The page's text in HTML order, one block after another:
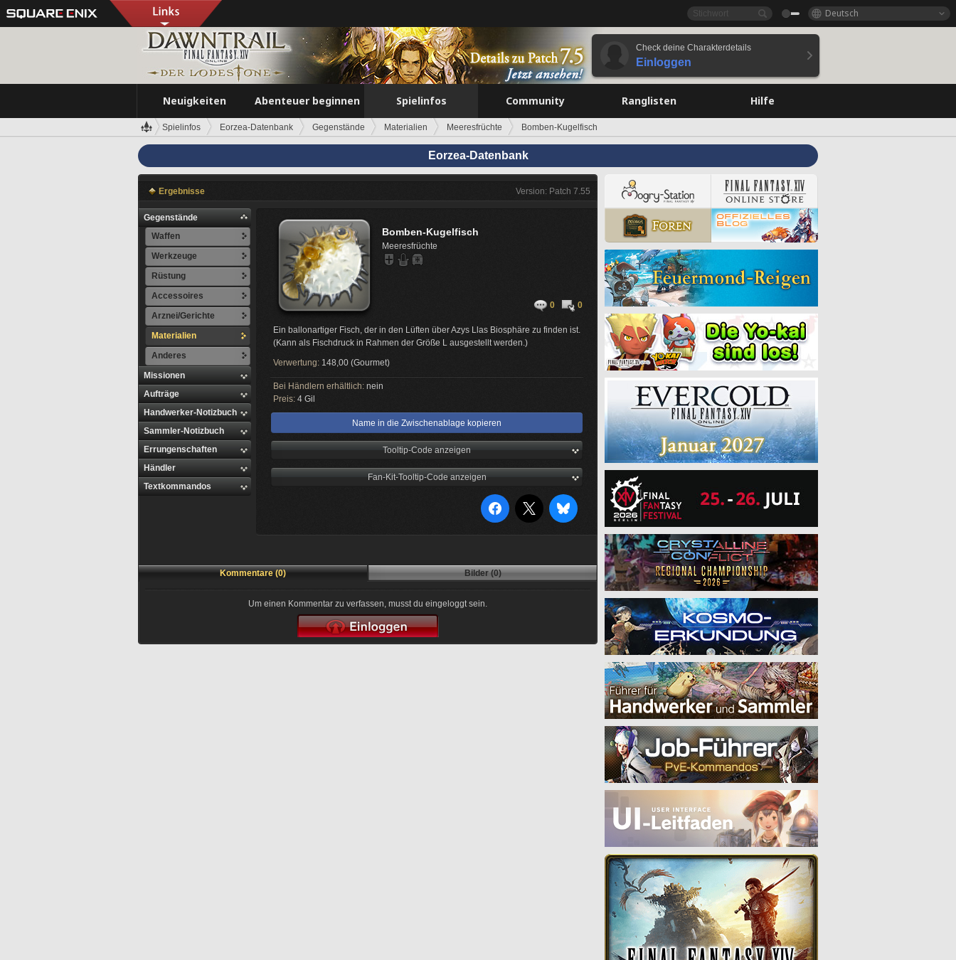
Deutsch
Check deine Charakterdetails
Einloggen
Neuigkeiten Abenteuer beginnen Spielinfos Community Ranglisten Hilfe
Spielinfos Eorzea-Datenbank Gegenstände Materialien Meeresfrüchte Bomben-Kugelfisch
Eorzea-Datenbank
Ergebnisse Version: Patch 7.55
Gegenstände
Waffen
Werkzeuge
Rüstung
Accessoires
Arznei/Gerichte
Materialien
Anderes
Missionen
Aufträge
Handwerker-Notizbuch
Sammler-Notizbuch
Errungenschaften
Händler
Textkommandos
Bomben-Kugelfisch
Meeresfrüchte
0 0
Ein ballonartiger Fisch, der in den Lüften über Azys Llas Biosphäre zu finden ist.
(Kann als Fischdruck in Rahmen der Größe L ausgestellt werden.)
Verwertung: 148,00 (Gourmet)
Bei Händlern erhältlich: nein
Preis: 4 Gil
Name in die Zwischenablage kopieren
Tooltip-Code anzeigen
Fan-Kit-Tooltip-Code anzeigen
Kommentare (0) Bilder (0)
Um einen Kommentar zu verfassen, musst du eingeloggt sein.